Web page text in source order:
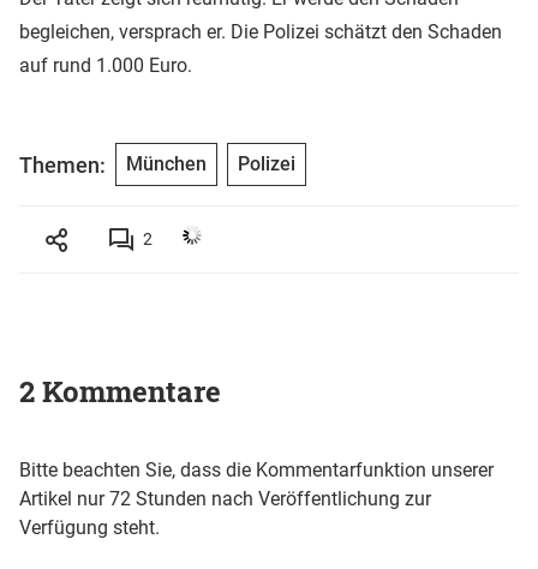
begleichen, versprach er. Die Polizei schätzt den Schaden
auf rund 1.000 Euro.
Themen: München Polizei
2
2 Kommentare
Bitte beachten Sie, dass die Kommentarfunktion unserer
Artikel nur 72 Stunden nach Veröffentlichung zur
Verfügung steht.